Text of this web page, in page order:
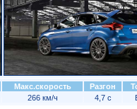
Макс.скорость Разгон
266 км/ч 4,7 с